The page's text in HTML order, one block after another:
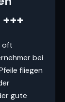
oft
bei
fliegen
gute